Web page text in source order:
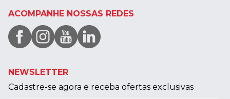
ACOMPANHE NOSSAS REDES
NEWSLETTER
Cadastre-se agora e receba ofertas exclusivas